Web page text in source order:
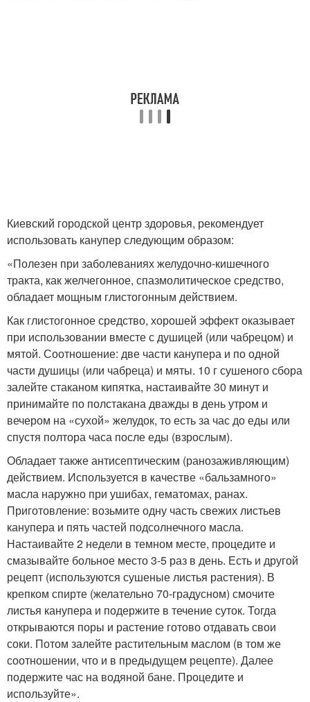
Киевский городской центр здоровья, рекомендует
использовать канупер следующим образом:
«Полезен при заболеваниях желудочно-кишечного
тракта, как желчегонное, спазмолитическое средство,
обладает мощным глистогонным действием.
Как глистогонное средство, хорошей эффект оказывает
при использовании вместе с душицей (или чабрецом) и
мятой. Соотношение: две части канупера и по одной
части душицы (или чабреца) и мяты. 10 г сушеного сбора
залейте стаканом кипятка, настаивайте 30 минут и
принимайте по полстакана дважды в день утром и
вечером на «сухой» желудок, то есть за час до еды или
спустя полтора часа после еды (взрослым).
Обладает также антисептическим (ранозаживляющим)
действием. Используется в качестве «бальзамного»
масла наружно при ушибах, гематомах, ранах.
Приготовление: возьмите одну часть свежих листьев
канупера и пять частей подсолнечного масла.
Настаивайте 2 недели в темном месте, процедите и
смазывайте больное место 3-5 раз в день. Есть и другой
рецепт (используются сушеные листья растения). В
крепком спирте (желательно 70-градусном) смочите
листья канупера и подержите в течение суток. Тогда
открываются поры и растение готово отдавать свои
соки. Потом залейте растительным маслом (в том же
соотношении, что и в предыдущем рецепте). Далее
подержите час на водяной бане. Процедите и
используйте».